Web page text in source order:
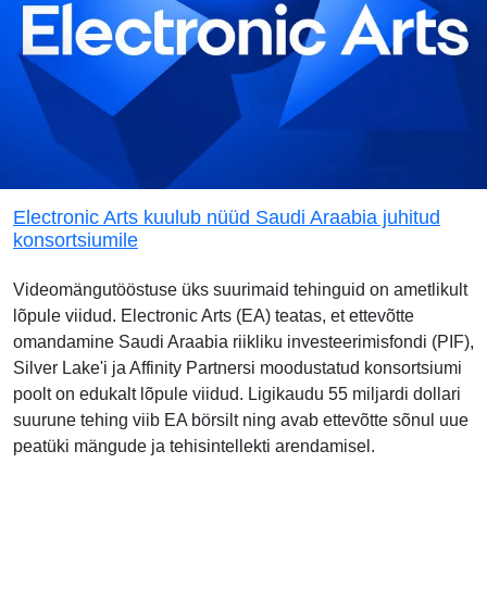
Electronic Arts kuulub nüüd Saudi Araabia juhitud
konsortsiumile
Videomängutööstuse üks suurimaid tehinguid on ametlikult
lõpule viidud. Electronic Arts (EA) teatas, et ettevõtte
omandamine Saudi Araabia riikliku investeerimisfondi (PIF),
Silver Lake'i ja Affinity Partnersi moodustatud konsortsiumi
poolt on edukalt lõpule viidud. Ligikaudu 55 miljardi dollari
suurune tehing viib EA börsilt ning avab ettevõtte sõnul uue
peatüki mängude ja tehisintellekti arendamisel.